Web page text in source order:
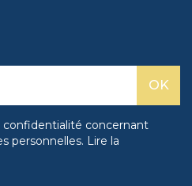
concernant
personnelles. Lire la